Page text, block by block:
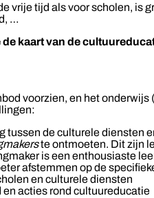
vrije tijd als voor scholen, is
…
kaart van de
voorzien, en het
tussen de culturele diensten
te ontmoeten. Dit zijn
is een enthousiaste
afstemmen op de
en culturele diensten
acties rond cultuureducatie